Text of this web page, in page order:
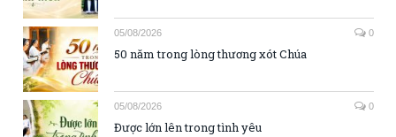
05/08/2026 0
50 năm trong lòng thương xót Chúa
05/08/2026 0
Được lớn lên trong tình yêu